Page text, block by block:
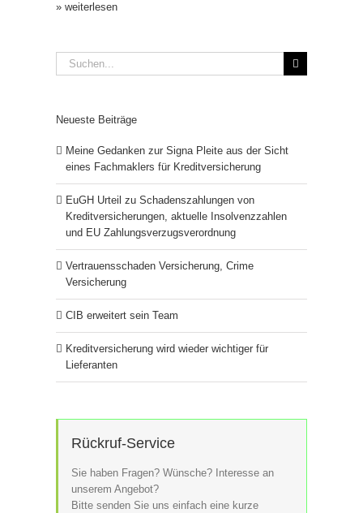
» weiterlesen
Suche
nach:
Neueste Beiträge
Meine Gedanken zur Signa Pleite aus der Sicht
eines Fachmaklers für Kreditversicherung
EuGH Urteil zu Schadenszahlungen von
Kreditversicherungen, aktuelle Insolvenzzahlen
und EU Zahlungsverzugsverordnung
Vertrauensschaden Versicherung, Crime
Versicherung
CIB erweitert sein Team
Kreditversicherung wird wieder wichtiger für
Lieferanten
Rückruf-Service
Sie haben Fragen? Wünsche? Interesse an
unserem Angebot?
Bitte senden Sie uns einfach eine kurze